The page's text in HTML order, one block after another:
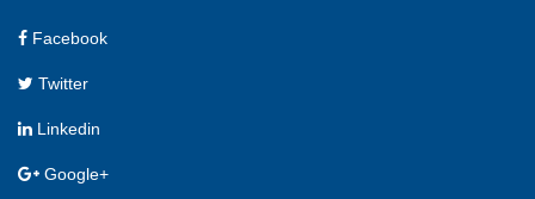
Facebook
Twitter
Linkedin
Google+